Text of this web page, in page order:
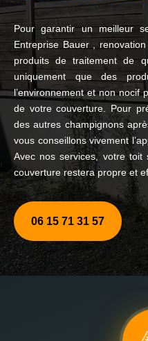
Pour garantir un meilleur
Entreprise Bauer ,
produits de traitement de
uniquement que des
l’environnement et non nocif
de votre couverture. Pour
des autres champignons
vous conseillons vivement
Avec nos services, votre
couverture restera propre et
06 15 71 31 57